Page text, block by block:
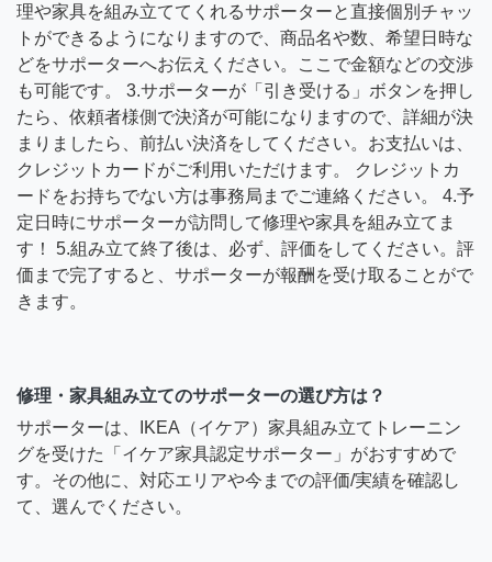
理や家具を組み立ててくれるサポーターと直接個別チャッ
トができるようになりますので、商品名や数、希望日時な
どをサポーターへお伝えください。ここで金額などの交渉
も可能です。 3.サポーターが「引き受ける」ボタンを押し
たら、依頼者様側で決済が可能になりますので、詳細が決
まりましたら、前払い決済をしてください。お支払いは、
クレジットカードがご利用いただけます。 クレジットカ
ードをお持ちでない方は事務局までご連絡ください。 4.予
定日時にサポーターが訪問して修理や家具を組み立てま
す！ 5.組み立て終了後は、必ず、評価をしてください。評
価まで完了すると、サポーターが報酬を受け取ることがで
きます。
修理・家具組み立てのサポーターの選び方は？
サポーターは、IKEA（イケア）家具組み立てトレーニン
グを受けた「イケア家具認定サポーター」がおすすめで
す。その他に、対応エリアや今までの評価/実績を確認し
て、選んでください。